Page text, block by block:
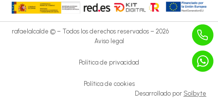
rafaelalcalde © – Todos los derechos reservados – 2026
Aviso legal
Política de privacidad
Política de cookies
Desarrollado por Solbyte